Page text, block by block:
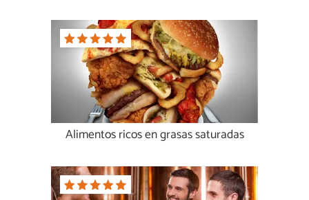
Alimentos ricos en grasas saturadas